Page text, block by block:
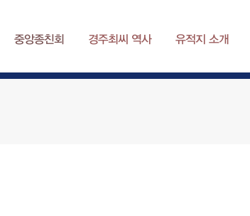
중앙종친회 경주최씨 역사 유적지 소개